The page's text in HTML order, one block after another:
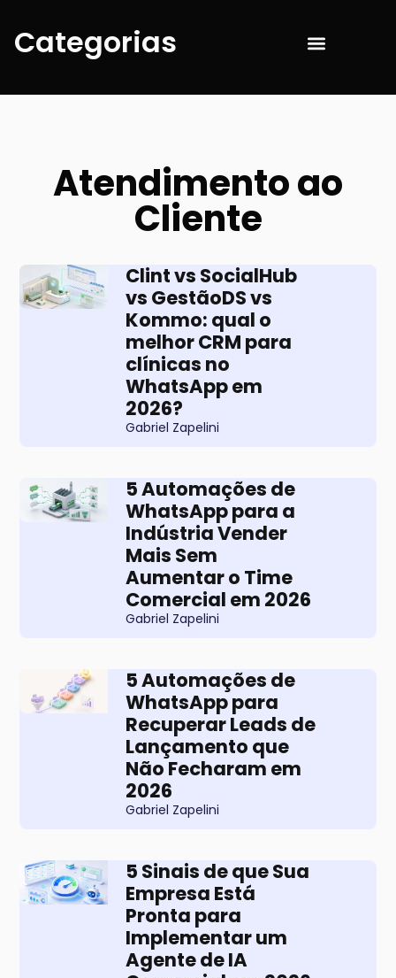
Categorias
Atendimento ao
Cliente
Clint vs SocialHub
vs GestãoDS vs
Kommo: qual o
melhor CRM para
clínicas no
WhatsApp em
2026?
Gabriel Zapelini
5 Automações de
WhatsApp para a
Indústria Vender
Mais Sem
Aumentar o Time
Comercial em 2026
Gabriel Zapelini
5 Automações de
WhatsApp para
Recuperar Leads de
Lançamento que
Não Fecharam em
2026
Gabriel Zapelini
5 Sinais de que Sua
Empresa Está
Pronta para
Implementar um
Agente de IA